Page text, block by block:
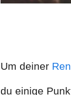
Um deiner
du einige